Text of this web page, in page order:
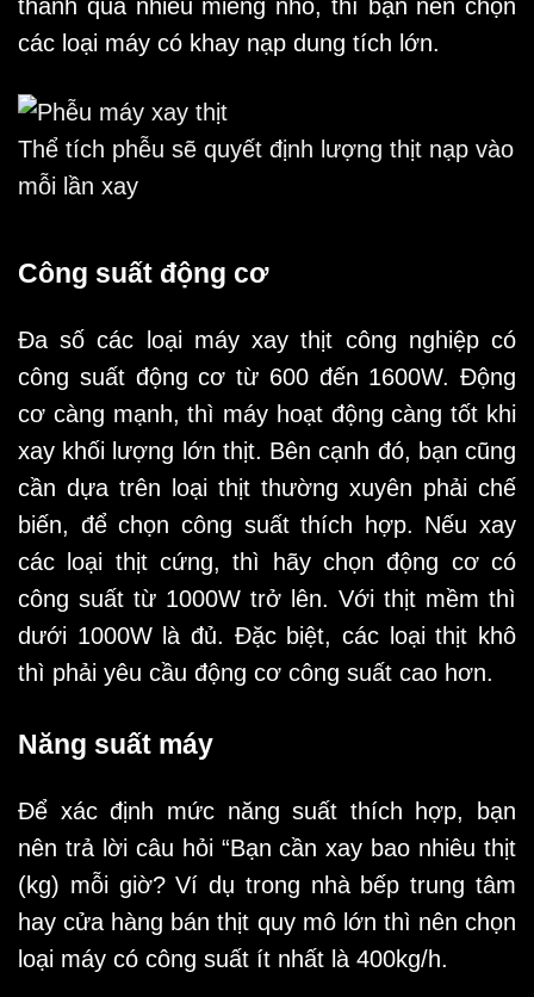
thành quá nhiều miếng nhỏ, thì bạn nên chọn
các loại máy có khay nạp dung tích lớn.
Thể tích phễu sẽ quyết định lượng thịt nạp vào
mỗi lần xay
Công suất động cơ
Đa số các loại máy xay thịt công nghiệp có
công suất động cơ từ 600 đến 1600W. Động
cơ càng mạnh, thì máy hoạt động càng tốt khi
xay khối lượng lớn thịt. Bên cạnh đó, bạn cũng
cần dựa trên loại thịt thường xuyên phải chế
biến, để chọn công suất thích hợp. Nếu xay
các loại thịt cứng, thì hãy chọn động cơ có
công suất từ 1000W trở lên. Với thịt mềm thì
dưới 1000W là đủ. Đặc biệt, các loại thịt khô
thì phải yêu cầu động cơ công suất cao hơn.
Năng suất máy
Để xác định mức năng suất thích hợp, bạn
nên trả lời câu hỏi “Bạn cần xay bao nhiêu thịt
(kg) mỗi giờ? Ví dụ trong nhà bếp trung tâm
hay cửa hàng bán thịt quy mô lớn thì nên chọn
loại máy có công suất ít nhất là 400kg/h.